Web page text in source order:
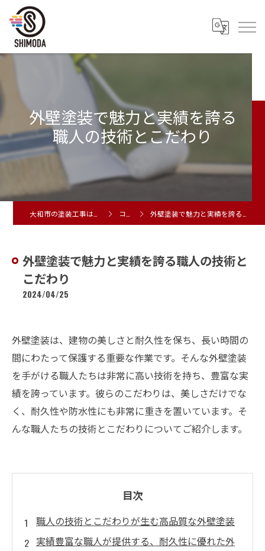
外壁塗装で魅力と実績を誇る
職人の技術とこだわり
コラム 外壁塗装で魅力と実績を誇る職人の技術とこだわり
外壁塗装で魅力と実績を誇る職人の技術と
こだわり
2024/04/25
外壁塗装は、建物の美しさと耐久性を保ち、長い時間の
間にわたって保護する重要な作業です。そんな外壁塗装
を手がける職人たちは非常に高い技術を持ち、豊富な実
績を誇っています。彼らのこだわりは、美しさだけでな
く、耐久性や防水性にも非常に重きを置いています。そ
んな職人たちの技術とこだわりについてご紹介します。
目次
職人の技術とこだわりが生む高品質な外壁塗装
実績豊富な職人が提供する、耐久性に優れた外